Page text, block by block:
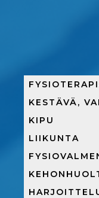
KESTÄVÄ,
KIPU
LIIKUNTA